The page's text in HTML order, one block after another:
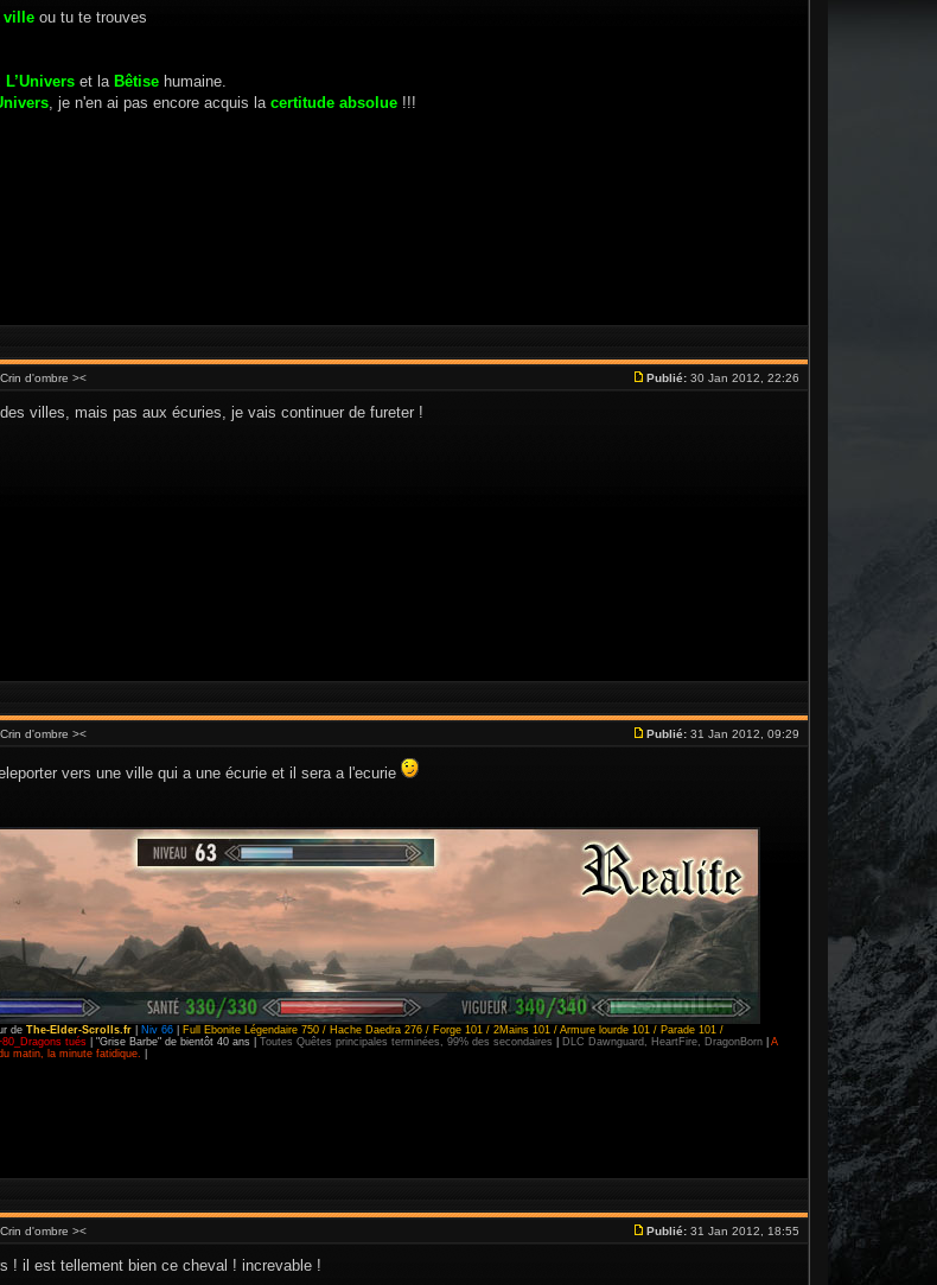
ville ou tu te trouves
L’Univers et la Bêtise humaine.
, je n'en ai pas encore acquis la certitude absolue !!!
d'ombre >< Publié: 30 Jan 2012, 22:26
villes, mais pas aux écuries, je vais continuer de fureter !
d'ombre >< Publié: 31 Jan 2012, 09:29
vers une ville qui a une écurie et il sera a l'ecurie
de The-Elder-Scrolls.fr Niv 66
Full Ebonite Légendaire 750 / Hache Daedra 276 / Forge 101 / 2Mains 101 / Armure lourde 101 / Parade 101 /
tués | "Grise Barbe" de bientôt 40 ans | Toutes Quêtes principales terminées, 99% des secondaires DLC Dawnguard, HeartFire, DragonBorn
A
matin, la minute fatidique.
d'ombre >< Publié: 31 Jan 2012, 18:55
! il est tellement bien ce cheval ! increvable !